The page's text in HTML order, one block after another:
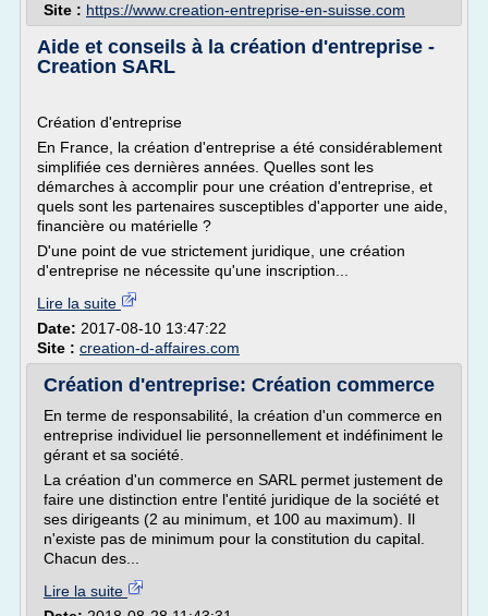
Site : https://www.creation-entreprise-en-suisse.com
Aide et conseils à la création d'entreprise -
Creation SARL
Création d'entreprise
En France, la création d'entreprise a été considérablement
simplifiée ces dernières années. Quelles sont les
démarches à accomplir pour une création d'entreprise, et
quels sont les partenaires susceptibles d'apporter une aide,
financière ou matérielle ?
D'une point de vue strictement juridique, une création
d'entreprise ne nécessite qu'une inscription...
Lire la suite
Date: 2017-08-10 13:47:22
Site : creation-d-affaires.com
Création d'entreprise: Création commerce
En terme de responsabilité, la création d'un commerce en
entreprise individuel lie personnellement et indéfiniment le
gérant et sa société.
La création d'un commerce en SARL permet justement de
faire une distinction entre l'entité juridique de la société et
ses dirigeants (2 au minimum, et 100 au maximum). Il
n'existe pas de minimum pour la constitution du capital.
Chacun des...
Lire la suite